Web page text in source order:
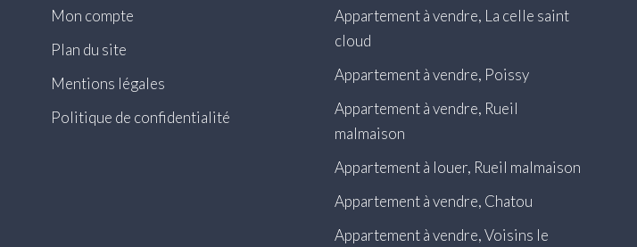
Mon compte
Plan du site
Mentions légales
Politique de confidentialité
Appartement à vendre, La celle saint
cloud
Appartement à vendre, Poissy
Appartement à vendre, Rueil
malmaison
Appartement à louer, Rueil malmaison
Appartement à vendre, Chatou
Appartement à vendre, Voisins le